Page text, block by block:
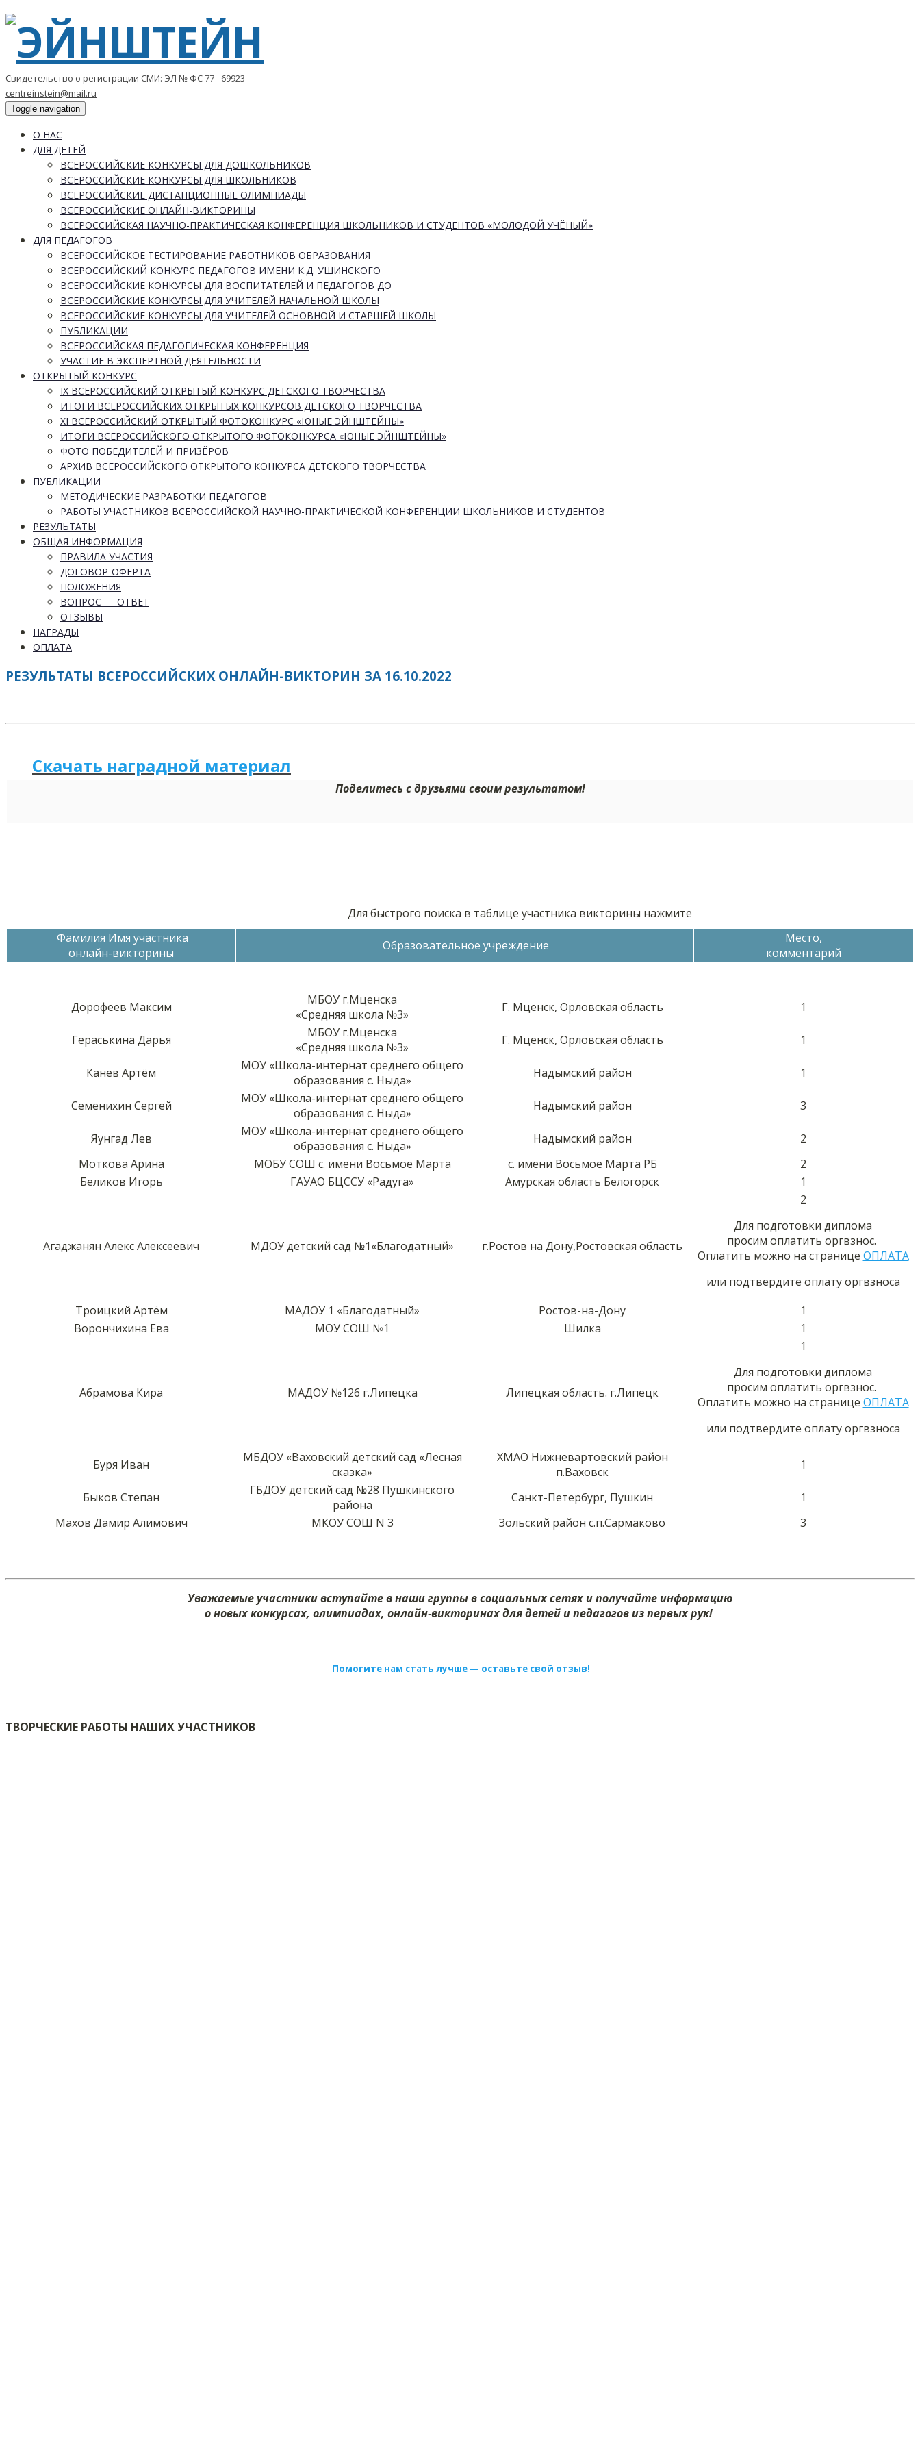
Свидетельство о регистрации СМИ: ЭЛ № ФС 77 - 69923
centreinstein@mail.ru
Toggle navigation
О НАС
ДЛЯ ДЕТЕЙ
ВСЕРОССИЙСКИЕ КОНКУРСЫ ДЛЯ ДОШКОЛЬНИКОВ
ВСЕРОССИЙСКИЕ КОНКУРСЫ ДЛЯ ШКОЛЬНИКОВ
ВСЕРОССИЙСКИЕ ДИСТАНЦИОННЫЕ ОЛИМПИАДЫ
ВСЕРОССИЙСКИЕ ОНЛАЙН-ВИКТОРИНЫ
ВСЕРОССИЙСКАЯ НАУЧНО-ПРАКТИЧЕСКАЯ КОНФЕРЕНЦИЯ ШКОЛЬНИКОВ И СТУДЕНТОВ «МОЛОДОЙ УЧЁНЫЙ»
ДЛЯ ПЕДАГОГОВ
ВСЕРОССИЙСКОЕ ТЕСТИРОВАНИЕ РАБОТНИКОВ ОБРАЗОВАНИЯ
ВСЕРОССИЙСКИЙ КОНКУРС ПЕДАГОГОВ ИМЕНИ К.Д. УШИНСКОГО
ВСЕРОССИЙСКИЕ КОНКУРСЫ ДЛЯ ВОСПИТАТЕЛЕЙ И ПЕДАГОГОВ ДО
ВСЕРОССИЙСКИЕ КОНКУРСЫ ДЛЯ УЧИТЕЛЕЙ НАЧАЛЬНОЙ ШКОЛЫ
ВСЕРОССИЙСКИЕ КОНКУРСЫ ДЛЯ УЧИТЕЛЕЙ ОСНОВНОЙ И СТАРШЕЙ ШКОЛЫ
ПУБЛИКАЦИИ
ВСЕРОССИЙСКАЯ ПЕДАГОГИЧЕСКАЯ КОНФЕРЕНЦИЯ
УЧАСТИЕ В ЭКСПЕРТНОЙ ДЕЯТЕЛЬНОСТИ
ОТКРЫТЫЙ КОНКУРС
IX ВСЕРОССИЙСКИЙ ОТКРЫТЫЙ КОНКУРС ДЕТСКОГО ТВОРЧЕСТВА
ИТОГИ ВСЕРОССИЙСКИХ ОТКРЫТЫХ КОНКУРСОВ ДЕТСКОГО ТВОРЧЕСТВА
XI ВСЕРОССИЙСКИЙ ОТКРЫТЫЙ ФОТОКОНКУРС «ЮНЫЕ ЭЙНШТЕЙНЫ»
ИТОГИ ВСЕРОССИЙСКОГО ОТКРЫТОГО ФОТОКОНКУРСА «ЮНЫЕ ЭЙНШТЕЙНЫ»
ФОТО ПОБЕДИТЕЛЕЙ И ПРИЗЁРОВ
АРХИВ ВСЕРОССИЙСКОГО ОТКРЫТОГО КОНКУРСА ДЕТСКОГО ТВОРЧЕСТВА
ПУБЛИКАЦИИ
МЕТОДИЧЕСКИЕ РАЗРАБОТКИ ПЕДАГОГОВ
РАБОТЫ УЧАСТНИКОВ ВСЕРОССИЙСКОЙ НАУЧНО-ПРАКТИЧЕСКОЙ КОНФЕРЕНЦИИ ШКОЛЬНИКОВ И СТУДЕНТОВ
РЕЗУЛЬТАТЫ
ОБЩАЯ ИНФОРМАЦИЯ
ПРАВИЛА УЧАСТИЯ
ДОГОВОР-ОФЕРТА
ПОЛОЖЕНИЯ
ВОПРОС — ОТВЕТ
ОТЗЫВЫ
НАГРАДЫ
ОПЛАТА
РЕЗУЛЬТАТЫ ВСЕРОССИЙСКИХ ОНЛАЙН-ВИКТОРИН ЗА 16.10.2022
Скачать наградной материал
Поделитесь с друзьями своим результатом!
Для быстрого поиска в таблице участника викторины нажмите
Фамилия Имя участника
онлайн-викторины
Образовательное учреждение
Место,
комментарий
Дорофеев Максим
МБОУ г.Мценска
«Средняя школа №3»
Г. Мценск, Орловская область 1
Гераськина Дарья
МБОУ г.Мценска
«Средняя школа №3»
Г. Мценск, Орловская область 1
Канев Артём
МОУ «Школа-интернат среднего общего
образования с. Ныда»
Надымский район 1
Семенихин Сергей
МОУ «Школа-интернат среднего общего
образования с. Ныда»
Надымский район 3
Яунгад Лев
МОУ «Школа-интернат среднего общего
образования с. Ныда»
Надымский район
2
Моткова Арина
МОБУ СОШ с. имени Восьмое Марта с. имени Восьмое Марта РБ
2
Беликов Игорь
ГАУАО БЦССУ «Радуга» Амурская область Белогорск 1
Агаджанян Алекс Алексеевич МДОУ детский сад №1«Благодатный» г.Ростов на Дону,Ростовская область
2
Для подготовки диплома
просим оплатить оргвзнос.
Оплатить можно на странице ОПЛАТА
или подтвердите оплату оргвзноса
Троицкий Артём
МАДОУ 1 «Благодатный» Ростов-на-Дону
1
Ворончихина Ева
МОУ СОШ №1 Шилка 1
Абрамова Кира МАДОУ №126 г.Липецка Липецкая область. г.Липецк
1
Для подготовки диплома
просим оплатить оргвзнос.
Оплатить можно на странице ОПЛАТА
или подтвердите оплату оргвзноса
Буря Иван
МБДОУ «Ваховский детский сад «Лесная
сказка»
ХМАО Нижневартовский район
п.Ваховск
1
Быков Степан
ГБДОУ детский сад №28 Пушкинского
района
Санкт-Петербург, Пушкин
1
Махов Дамир Алимович
МКОУ СОШ N 3 Зольский район с.п.Сармаково 3
Уважаемые участники вступайте в наши группы в социальных сетях и получайте информацию
о новых конкурсах, олимпиадах, онлайн-викторинах для детей и педагогов из первых рук!
Помогите нам стать лучше — оставьте свой отзыв!
ТВОРЧЕСКИЕ РАБОТЫ НАШИХ УЧАСТНИКОВ